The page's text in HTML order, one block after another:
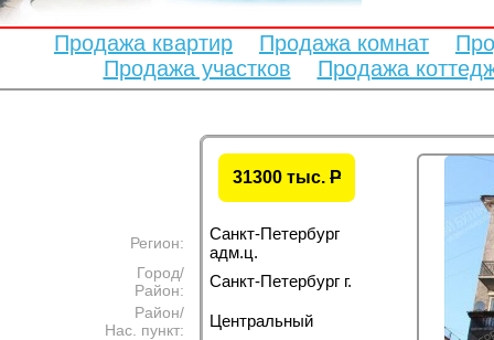
Продажа квартир Продажа комнат
Продажа участков
Продажа
31300 тыс. P
Регион:
Санкт-Петербург
адм.ц.
Город/
Район:
Санкт-Петербург г.
Район/
Нас. пункт:
Центральный